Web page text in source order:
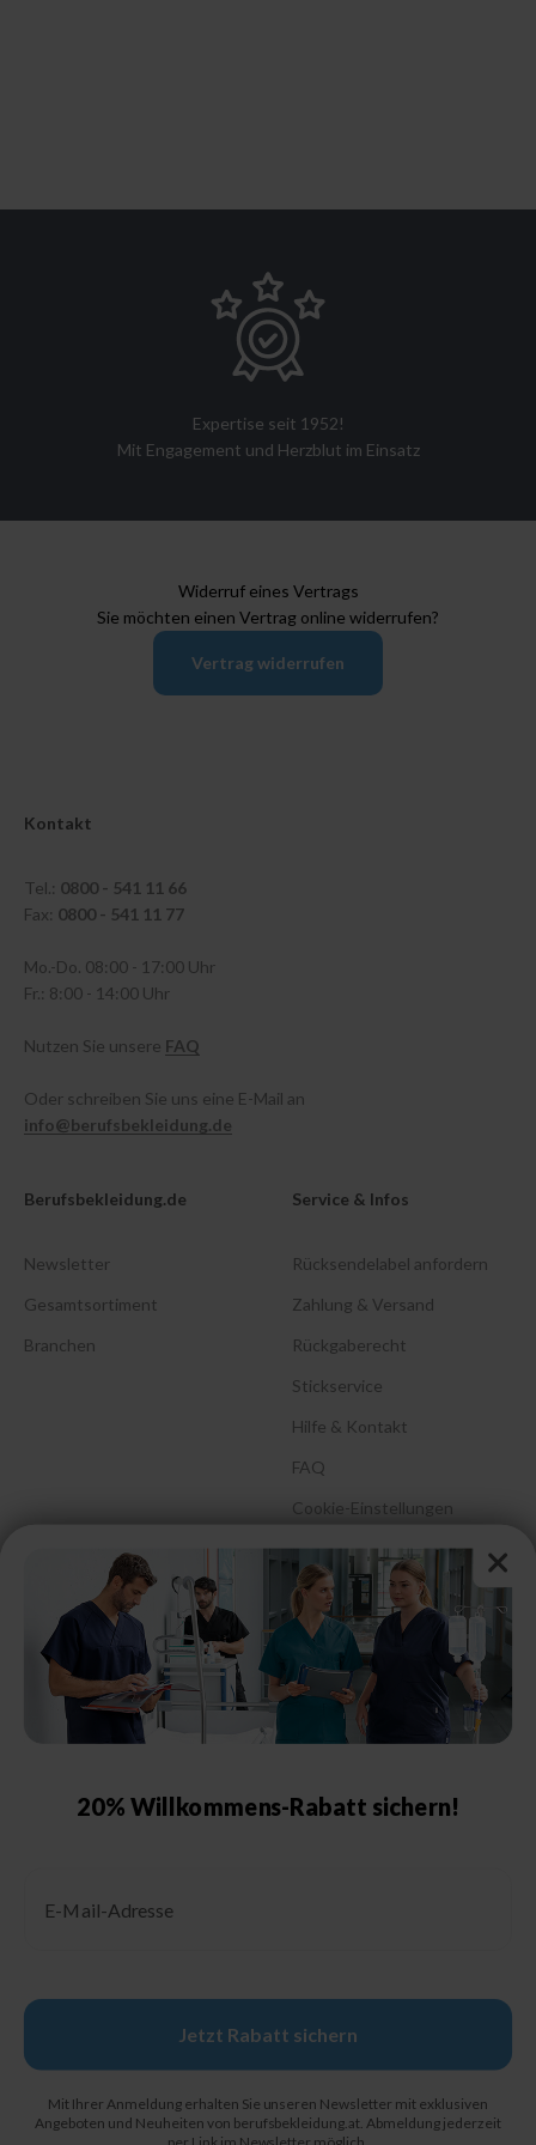
Expertise seit 1952!
Mit Engagement und Herzblut im Einsatz
Widerruf eines Vertrags
Sie möchten einen Vertrag online widerrufen?
Vertrag widerrufen
Kontakt
Tel.: 0800 - 541 11 66
Fax: 0800 - 541 11 77
Mo.-Do. 08:00 - 17:00 Uhr
Fr.: 8:00 - 14:00 Uhr
Nutzen Sie unsere FAQ
Oder schreiben Sie uns eine E-Mail an
info@berufsbekleidung.de
Berufsbekleidung.de
Newsletter
Gesamtsortiment
Branchen
Service & Infos
Rücksendelabel anfordern
Zahlung & Versand
Rückgaberecht
Stickservice
Hilfe & Kontakt
FAQ
Cookie-Einstellungen
Barrierefreiheitserklärung
Größenberatung &
Pflegehinweise
Größentabelle Damen
Größentabelle Schuhe
Pflegehinweise
© 2026, Berufsbekleidung.de
20% Willkommens-Rabatt sichern!
Jetzt Rabatt sichern
Mit Ihrer Anmeldung erhalten Sie unseren Newsletter mit exklusiven
Angeboten und Neuheiten von berufsbekleidung.at. Abmeldung jederzeit